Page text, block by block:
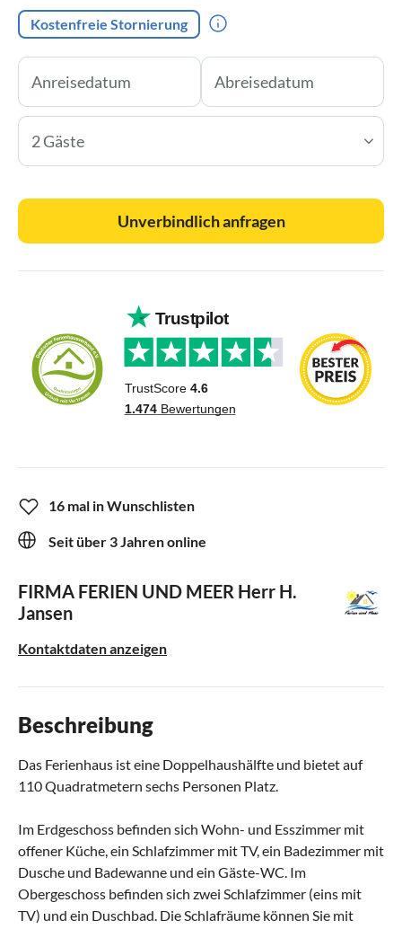
Kostenfreie Stornierung
2 Gäste
Unverbindlich anfragen
16 mal in Wunschlisten
Seit über 3 Jahren online
FIRMA FERIEN UND MEER Herr H.
Jansen
Kontaktdaten anzeigen
Beschreibung
Das Ferienhaus ist eine Doppelhaushälfte und bietet auf
110 Quadratmetern sechs Personen Platz.
Im Erdgeschoss befinden sich Wohn- und Esszimmer mit
offener Küche, ein Schlafzimmer mit TV, ein Badezimmer mit
Dusche und Badewanne und ein Gäste-WC. Im
Obergeschoss befinden sich zwei Schlafzimmer (eins mit
TV) und ein Duschbad. Die Schlafräume können Sie mit